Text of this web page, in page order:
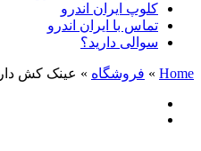
کلوپ ایران اندرو
تماس با ایران اندرو
سوالی دارید؟
Home
» فروشگاه » عینک کش دار PROPHEUS مدل Scrambler II Xochipilli